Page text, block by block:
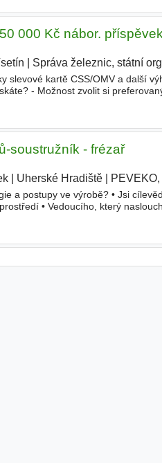
000 Kč nábor.
Správa železnic, státní
slevové kartě CSS/OMV a další
- Možnost zvolit si
soustružník - frézař
Uherské Hradiště PEVEKO,
a postupy ve výrobě? • Jsi
• Vedoucího, který